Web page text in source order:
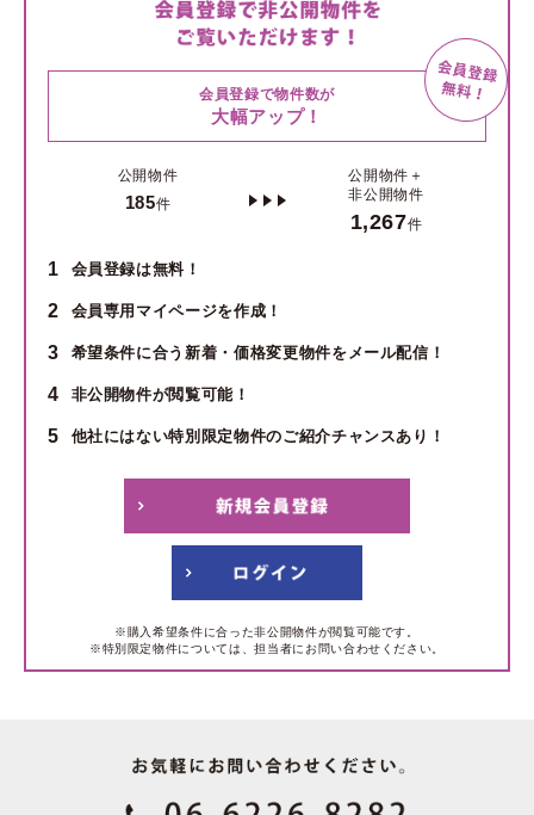
会員登録で物件数が
大幅アップ！
公開物件
185件
公開物件＋
非公開物件
1,267件
1 会員登録は無料！
2 会員専用マイページを作成！
3 希望条件に合う新着・価格変更物件をメール配信！
4 非公開物件が閲覧可能！
5 他社にはない特別限定物件のご紹介チャンスあり！
※購入希望条件に合った非公開物件が閲覧可能です。
※特別限定物件については、担当者にお問い合わせください。